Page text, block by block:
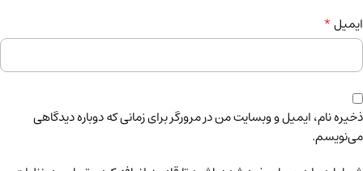
ایمیل*
ذخیره نام، ایمیل و وبسایت من در مرورگر برای زمانی که دوباره دیدگاهی
می‌نویسم.